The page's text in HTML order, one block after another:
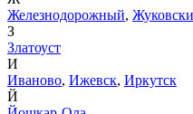
Железнодорожный,
З
Златоуст
И
Иваново, Ижевск, Иркутск
Й